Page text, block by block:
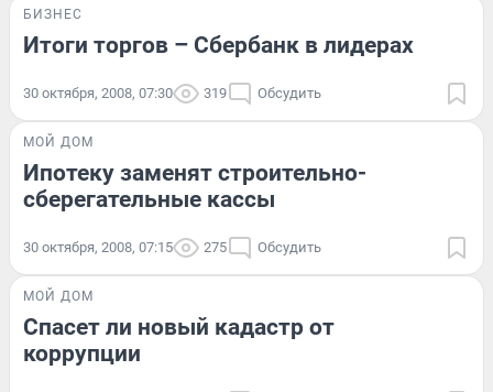
БИЗНЕС
Итоги торгов – Сбербанк в лидерах
30 октября, 2008, 07:30 319 Обсудить
МОЙ ДОМ
Ипотеку заменят строительно-
сберегательные кассы
30 октября, 2008, 07:15 275 Обсудить
МОЙ ДОМ
Спасет ли новый кадастр от
коррупции